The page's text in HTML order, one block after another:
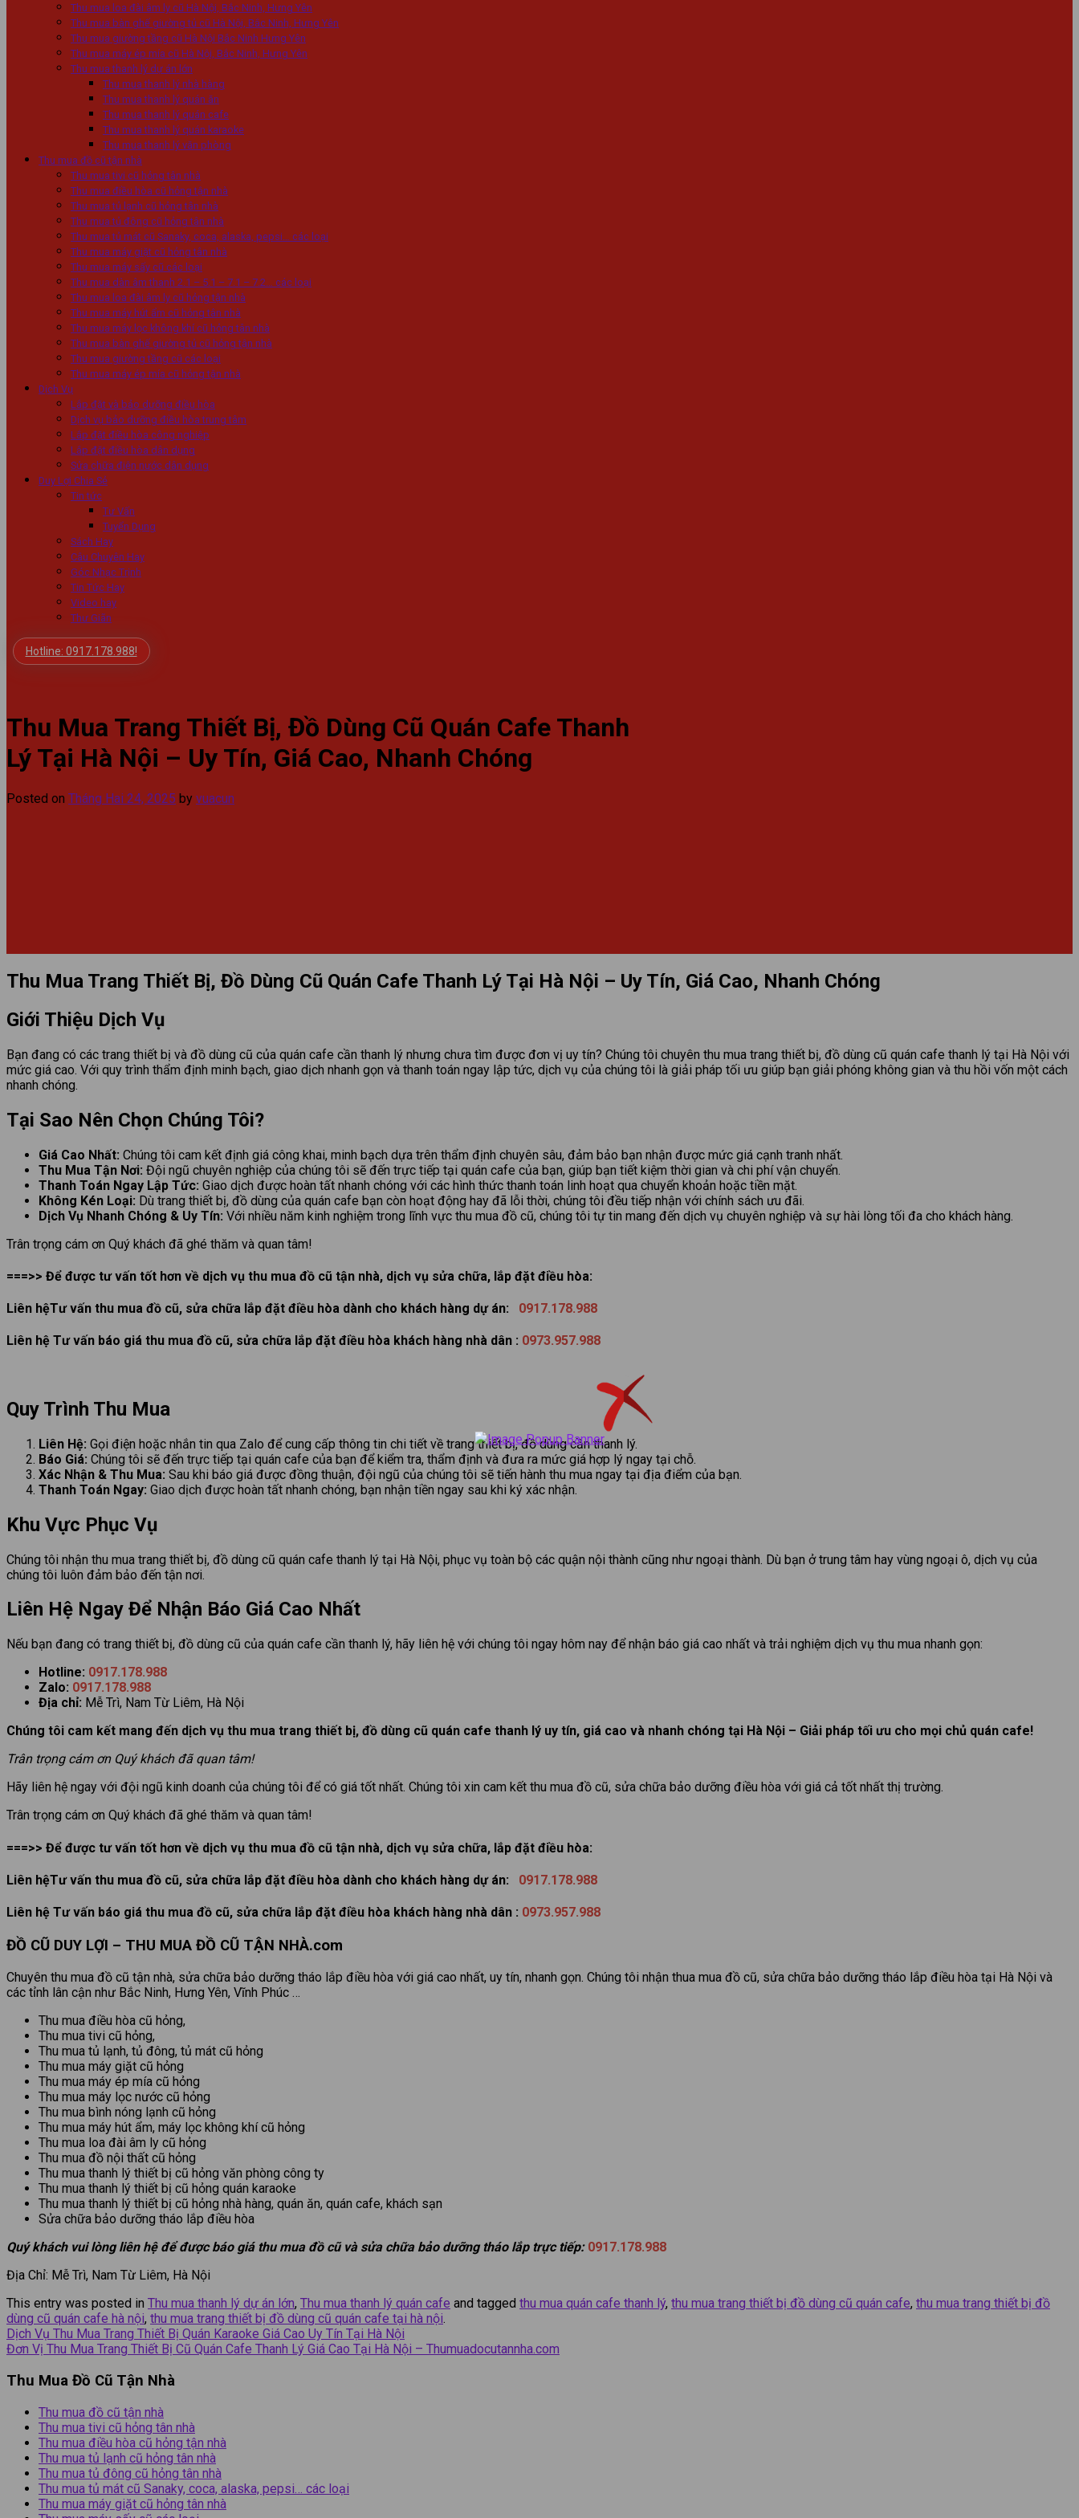
Thu mua loa đài âm ly cũ Hà Nội, Bắc Ninh, Hưng Yên
Thu mua bàn ghế giường tủ cũ Hà Nội, Bắc Ninh, Hưng Yên
Thu mua giường tầng cũ Hà Nội Bắc Ninh Hưng Yên
Thu mua máy ép mía cũ Hà Nội, Bắc Ninh, Hưng Yên
Thu mua thanh lý dự án lớn
Thu mua thanh lý nhà hàng
Thu mua thanh lý quán ăn
Thu mua thanh lý quán cafe
Thu mua thanh lý quán karaoke
Thu mua thanh lý văn phòng
Thu mua đồ cũ tận nhà
Thu mua tivi cũ hỏng tân nhà
Thu mua điều hòa cũ hỏng tận nhà
Thu mua tủ lạnh cũ hỏng tân nhà
Thu mua tủ đông cũ hỏng tân nhà
Thu mua tủ mát cũ Sanaky, coca, alaska, pepsi… các loại
Thu mua máy giặt cũ hỏng tân nhà
Thu mua máy sấy cũ các loại
Thu mua dàn âm thanh 2.1 – 5.1 – 7.1 – 7.2… các loại
Thu mua loa đài âm ly cũ hỏng tận nhà
Thu mua máy hút ẩm cũ hỏng tân nhà
Thu mua máy lọc không khí cũ hỏng tân nhà
Thu mua bàn ghế giường tủ cũ hỏng tận nhà
Thu mua giường tầng cũ các loại
Thu mua máy ép mía cũ hỏng tận nhà
Dịch Vụ
Lắp đặt và bảo dưỡng điều hòa
Dịch vụ bảo dưỡng điều hòa trung tâm
Lắp đặt điều hòa công nghiệp
Lắp đặt điều hòa dân dụng
Sửa chữa điện nước dân dụng
Duy Lợi Chia Sẻ
Tin tức
Tư Vấn
Tuyển Dụng
Sách Hay
Câu Chuyên Hay
Góc Nhạc Trịnh
Tin Tức Hay
Video hay
Thư Giãn
Hotline: 0917.178.988!
Thu Mua Trang Thiết Bị, Đồ Dùng Cũ Quán Cafe Thanh
Lý Tại Hà Nội – Uy Tín, Giá Cao, Nhanh Chóng
Posted on Tháng Hai 24, 2025 by vuacun
Thu Mua Trang Thiết Bị, Đồ Dùng Cũ Quán Cafe Thanh Lý Tại Hà Nội – Uy Tín, Giá Cao, Nhanh Chóng
Giới Thiệu Dịch Vụ
Bạn đang có các trang thiết bị và đồ dùng cũ của quán cafe cần thanh lý nhưng chưa tìm được đơn vị uy tín? Chúng tôi chuyên thu mua trang thiết bị, đồ dùng cũ quán cafe thanh lý tại Hà Nội với
mức giá cao. Với quy trình thẩm định minh bạch, giao dịch nhanh gọn và thanh toán ngay lập tức, dịch vụ của chúng tôi là giải pháp tối ưu giúp bạn giải phóng không gian và thu hồi vốn một cách
nhanh chóng.
Tại Sao Nên Chọn Chúng Tôi?
Giá Cao Nhất: Chúng tôi cam kết định giá công khai, minh bạch dựa trên thẩm định chuyên sâu, đảm bảo bạn nhận được mức giá cạnh tranh nhất.
Thu Mua Tận Nơi: Đội ngũ chuyên nghiệp của chúng tôi sẽ đến trực tiếp tại quán cafe của bạn, giúp bạn tiết kiệm thời gian và chi phí vận chuyển.
Thanh Toán Ngay Lập Tức: Giao dịch được hoàn tất nhanh chóng với các hình thức thanh toán linh hoạt qua chuyển khoản hoặc tiền mặt.
Không Kén Loại: Dù trang thiết bị, đồ dùng của quán cafe bạn còn hoạt động hay đã lỗi thời, chúng tôi đều tiếp nhận với chính sách ưu đãi.
Dịch Vụ Nhanh Chóng & Uy Tín: Với nhiều năm kinh nghiệm trong lĩnh vực thu mua đồ cũ, chúng tôi tự tin mang đến dịch vụ chuyên nghiệp và sự hài lòng tối đa cho khách hàng.
Trân trọng cám ơn Quý khách đã ghé thăm và quan tâm!
===>> Để được tư vấn tốt hơn về dịch vụ thu mua đồ cũ tận nhà, dịch vụ sửa chữa, lắp đặt điều hòa:
Liên hệTư vấn thu mua đồ cũ, sửa chữa lắp đặt điều hòa dành cho khách hàng dự án: 0917.178.988
Liên hệ Tư vấn báo giá thu mua đồ cũ, sửa chữa lắp đặt điều hòa khách hàng nhà dân : 0973.957.988
Quy Trình Thu Mua
Liên Hệ: Gọi điện hoặc nhắn tin qua Zalo để cung cấp thông tin chi tiết về trang thiết bị, đồ dùng cần thanh lý.
Báo Giá: Chúng tôi sẽ đến trực tiếp tại quán cafe của bạn để kiểm tra, thẩm định và đưa ra mức giá hợp lý ngay tại chỗ.
Xác Nhận & Thu Mua: Sau khi báo giá được đồng thuận, đội ngũ của chúng tôi sẽ tiến hành thu mua ngay tại địa điểm của bạn.
Thanh Toán Ngay: Giao dịch được hoàn tất nhanh chóng, bạn nhận tiền ngay sau khi ký xác nhận.
Khu Vực Phục Vụ
Chúng tôi nhận thu mua trang thiết bị, đồ dùng cũ quán cafe thanh lý tại Hà Nội, phục vụ toàn bộ các quận nội thành cũng như ngoại thành. Dù bạn ở trung tâm hay vùng ngoại ô, dịch vụ của
chúng tôi luôn đảm bảo đến tận nơi.
Liên Hệ Ngay Để Nhận Báo Giá Cao Nhất
Nếu bạn đang có trang thiết bị, đồ dùng cũ của quán cafe cần thanh lý, hãy liên hệ với chúng tôi ngay hôm nay để nhận báo giá cao nhất và trải nghiệm dịch vụ thu mua nhanh gọn:
Hotline: 0917.178.988
Zalo: 0917.178.988
Địa chỉ: Mễ Trì, Nam Từ Liêm, Hà Nội
Chúng tôi cam kết mang đến dịch vụ thu mua trang thiết bị, đồ dùng cũ quán cafe thanh lý uy tín, giá cao và nhanh chóng tại Hà Nội – Giải pháp tối ưu cho mọi chủ quán cafe!
Trân trọng cám ơn Quý khách đã quan tâm!
Hãy liên hệ ngay với đội ngũ kinh doanh của chúng tôi để có giá tốt nhất. Chúng tôi xin cam kết thu mua đồ cũ, sửa chữa bảo dưỡng điều hòa với giá cả tốt nhất thị trường.
Trân trọng cám ơn Quý khách đã ghé thăm và quan tâm!
===>> Để được tư vấn tốt hơn về dịch vụ thu mua đồ cũ tận nhà, dịch vụ sửa chữa, lắp đặt điều hòa:
Liên hệTư vấn thu mua đồ cũ, sửa chữa lắp đặt điều hòa dành cho khách hàng dự án: 0917.178.988
Liên hệ Tư vấn báo giá thu mua đồ cũ, sửa chữa lắp đặt điều hòa khách hàng nhà dân : 0973.957.988
ĐỒ CŨ DUY LỢI – THU MUA ĐỒ CŨ TẬN NHÀ.com
Chuyên thu mua đồ cũ tận nhà, sửa chữa bảo dưỡng tháo lắp điều hòa với giá cao nhất, uy tín, nhanh gọn. Chúng tôi nhận thua mua đồ cũ, sửa chữa bảo dưỡng tháo lắp điều hòa tại Hà Nội và
các tỉnh lân cận như Bắc Ninh, Hưng Yên, Vĩnh Phúc …
Thu mua điều hòa cũ hỏng,
Thu mua tivi cũ hỏng,
Thu mua tủ lạnh, tủ đông, tủ mát cũ hỏng
Thu mua máy giặt cũ hỏng
Thu mua máy ép mía cũ hỏng
Thu mua máy lọc nước cũ hỏng
Thu mua bình nóng lạnh cũ hỏng
Thu mua máy hút ẩm, máy lọc không khí cũ hỏng
Thu mua loa đài âm ly cũ hỏng
Thu mua đồ nội thất cũ hỏng
Thu mua thanh lý thiết bị cũ hỏng văn phòng công ty
Thu mua thanh lý thiết bị cũ hỏng quán karaoke
Thu mua thanh lý thiết bị cũ hỏng nhà hàng, quán ăn, quán cafe, khách sạn
Sửa chữa bảo dưỡng tháo lắp điều hòa
Quý khách vui lòng liên hệ để được báo giá thu mua đồ cũ và sửa chữa bảo dưỡng tháo lắp trực tiếp: 0917.178.988
Địa Chỉ: Mễ Trì, Nam Từ Liêm, Hà Nội
This entry was posted in Thu mua thanh lý dự án lớn, Thu mua thanh lý quán cafe and tagged thu mua quán cafe thanh lý, thu mua trang thiết bị đồ dùng cũ quán cafe, thu mua trang thiết bị đồ
dùng cũ quán cafe hà nội, thu mua trang thiết bị đồ dùng cũ quán cafe tại hà nội.
Dịch Vụ Thu Mua Trang Thiết Bị Quán Karaoke Giá Cao Uy Tín Tại Hà Nội
Đơn Vị Thu Mua Trang Thiết Bị Cũ Quán Cafe Thanh Lý Giá Cao Tại Hà Nội – Thumuadocutannha.com
Thu Mua Đồ Cũ Tận Nhà
Thu mua đồ cũ tận nhà
Thu mua tivi cũ hỏng tân nhà
Thu mua điều hòa cũ hỏng tận nhà
Thu mua tủ lạnh cũ hỏng tân nhà
Thu mua tủ đông cũ hỏng tân nhà
Thu mua tủ mát cũ Sanaky, coca, alaska, pepsi… các loại
Thu mua máy giặt cũ hỏng tân nhà